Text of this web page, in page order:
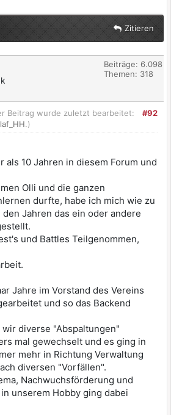
Zitieren
Beiträge: 6.098
Themen: 318
#92
Beitrag wurde zuletzt bearbeitet:
.)
als 10 Jahren in diesem Forum und
Olli und die ganzen
durfte, habe ich mich wie zu
Jahren das ein oder andere
und Battles Teilgenommen,
Jahre im Vorstand des Vereins
und so das Backend
diverse "Abspaltungen"
mal gewechselt und es ging in
mehr in Richtung Verwaltung
diversen "Vorfällen".
Nachwuchsförderung und
unserem Hobby ging dabei